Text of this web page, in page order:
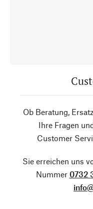
Ob Beratung,
Ihre Fragen
Customer
Sie erreichen uns
Nummer 0732